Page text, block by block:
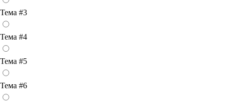
Тема #3
Тема #4
Тема #5
Тема #6